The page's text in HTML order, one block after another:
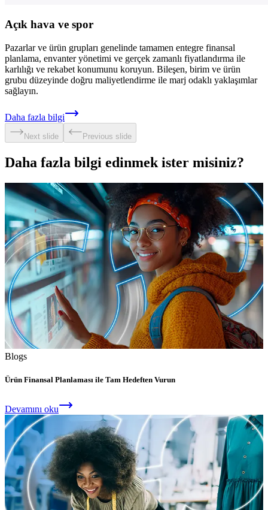
Açık hava ve spor
Pazarlar ve ürün grupları genelinde tamamen entegre finansal
planlama, envanter yönetimi ve gerçek zamanlı fiyatlandırma ile
karlılığı ve rekabet konumunu koruyun. Bileşen, birim ve ürün
grubu düzeyinde doğru maliyetlendirme ile marj odaklı yaklaşımlar
sağlayın.
Daha fazla bilgi
Next slide Previous slide
Daha fazla bilgi edinmek ister misiniz?
Blogs
Ürün Finansal Planlaması ile Tam Hedeften Vurun
Devamını oku